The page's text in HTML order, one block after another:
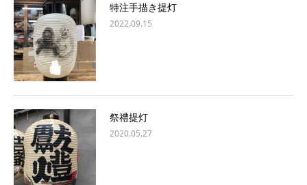
特注手描き提灯
2022.09.15
祭禮提灯
2020.05.27